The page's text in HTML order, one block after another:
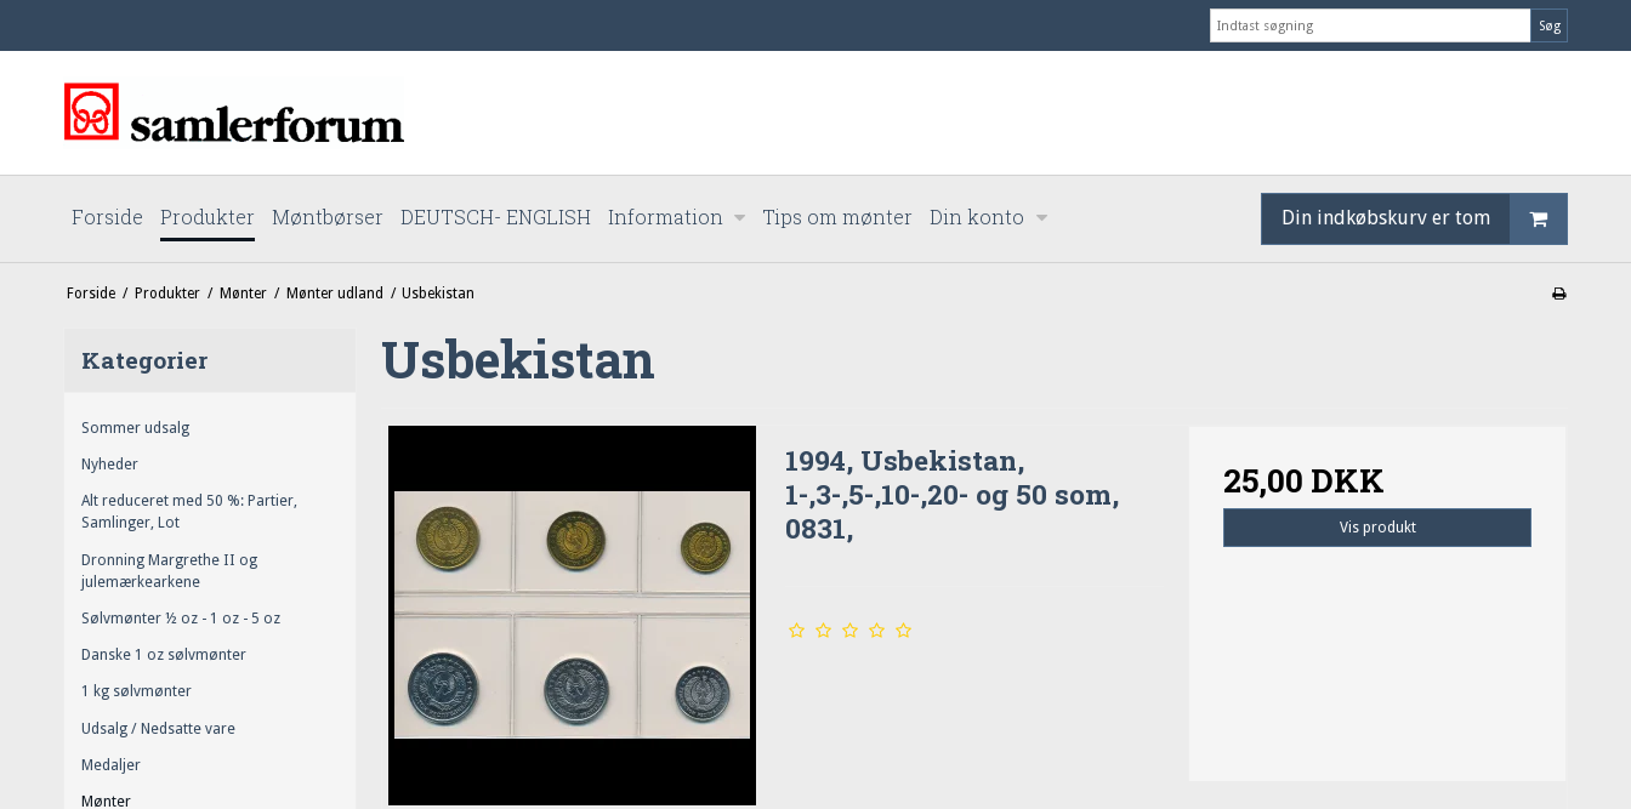
Søg
Forside Produkter Møntbørser DEUTSCH- ENGLISH Information Tips om mønter Din konto Din indkøbskurv er tom
Forside / Produkter / Mønter / Mønter udland / Usbekistan
Kategorier
Sommer udsalg
Nyheder
Alt reduceret med 50 %: Partier,
Samlinger, Lot
Dronning Margrethe II og
julemærkearkene
Sølvmønter ½ oz - 1 oz - 5 oz
Danske 1 oz sølvmønter
1 kg sølvmønter
Udsalg / Nedsatte vare
Medaljer
Mønter
Usbekistan
1994, Usbekistan,
1-,3-,5-,10-,20- og 50 som,
0831,
25,00 DKK
Vis produkt